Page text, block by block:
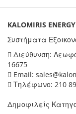
KALOMIRIS
Συστήματα
Διεύθυνση:
16675
Email:
Τηλέφωνο: 210
Δημοφιλείς